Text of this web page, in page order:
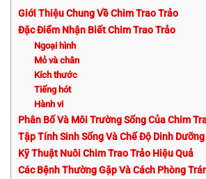
Giới Thiệu Chung Về Chim Trao Trảo
Đặc Điểm Nhận Biết Chim Trao Trảo
Ngoại hình
Mỏ và chân
Kích thước
Tiếng hót
Hành vi
Phân Bố Và Môi Trường Sống Của Chim
Tập Tính Sinh Sống Và Chế Độ Dinh Dưỡng
Kỹ Thuật Nuôi Chim Trao Trảo Hiệu Quả
Các Bệnh Thường Gặp Và Cách Phòng